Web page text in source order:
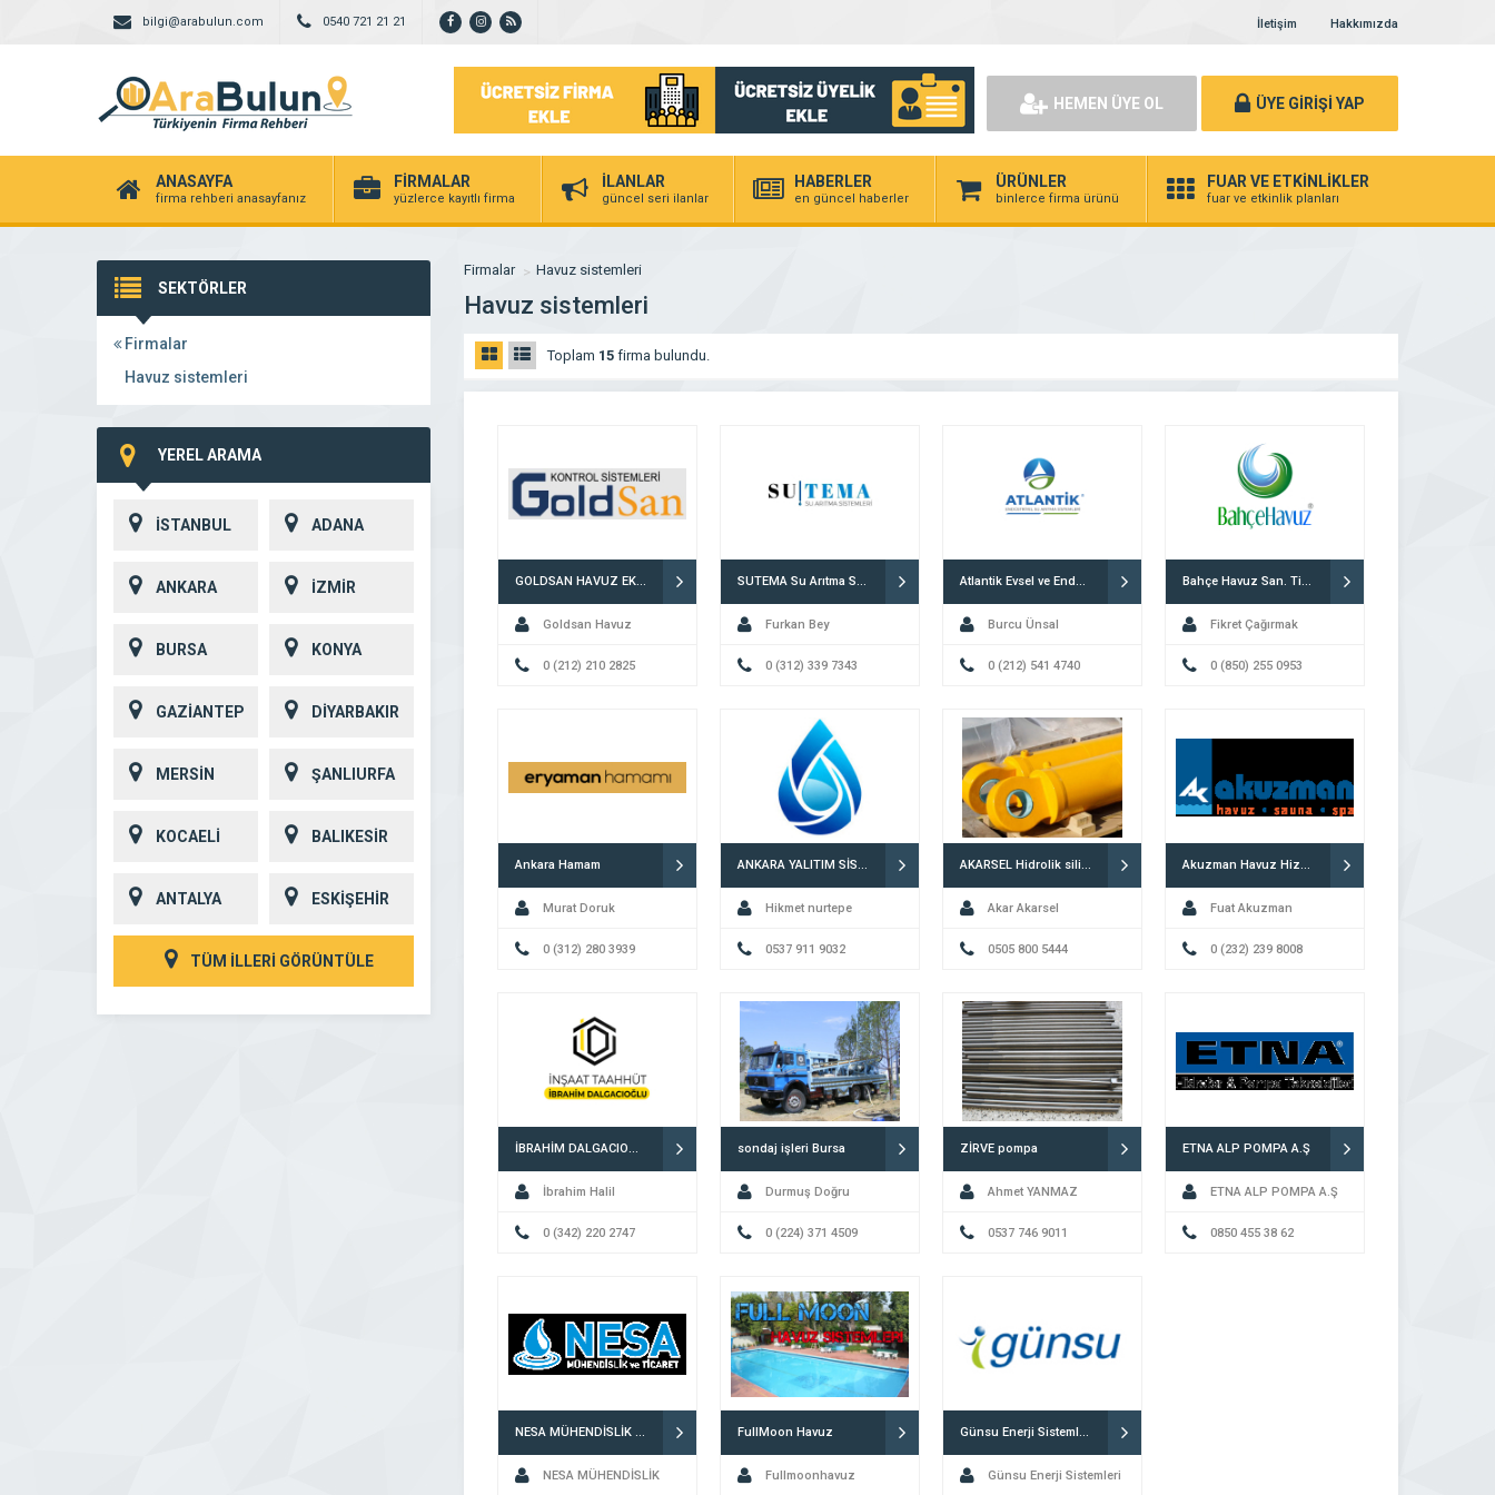
bilgi@arabulun.com 0540 721 21 21 İletişim Hakkımızda
HEMEN ÜYE OL ÜYE GİRİŞİ YAP
ANASAYFA
firma rehberi anasayfanız
FİRMALAR
yüzlerce kayıtlı firma
İLANLAR
güncel seri ilanlar
HABERLER
en güncel haberler
ÜRÜNLER
binlerce firma ürünü
FUAR VE ETKİNLİKLER
fuar ve etkinlik planları
SEKTÖRLER
Firmalar
Havuz sistemleri
YEREL ARAMA
İSTANBUL ADANA
ANKARA İZMİR
BURSA KONYA
GAZİANTEP DİYARBAKIR
MERSİN ŞANLIURFA
KOCAELİ BALIKESİR
ANTALYA ESKİŞEHİR
TÜM İLLERİ GÖRÜNTÜLE
Firmalar Havuz sistemleri
Havuz sistemleri
Toplam 15 firma bulundu.
GOLDSAN HAVUZ EKİPMANLARI
Goldsan Havuz
0 (212) 210 2825
SUTEMA Su Arıtma Sistemleri
Furkan Bey
0 (312) 339 7343
Atlantik Evsel ve Endüstriyel Su Arıtma Sistemleri
Burcu Ünsal
0 (212) 541 4740
Bahçe Havuz San. Tic. A.Ş.
Fikret Çağırmak
0 (850) 255 0953
Ankara Hamam
Murat Doruk
0 (312) 280 3939
ANKARA YALITIM SİSTEMLERİ
Hikmet nurtepe
0537 911 9032
AKARSEL Hidrolik silindir lift imalati
Akar Akarsel
0505 800 5444
Akuzman Havuz Hizmetleri
Fuat Akuzman
0 (232) 239 8008
İBRAHİM DALGACIOĞLU İNŞAAT
İbrahim Halil
DALGACIOĞLU
0 (342) 220 2747
sondaj işleri Bursa
Durmuş Doğru
0 (224) 371 4509
ZİRVE pompa
Ahmet YANMAZ
0537 746 9011
ETNA ALP POMPA A.Ş
ETNA ALP POMPA A.Ş
0850 455 38 62
NESA MÜHENDİSLİK TİCARET
NESA MÜHENDİSLİK
FullMoon Havuz
Fullmoonhavuz
Günsu Enerji Sistemleri
Günsu Enerji Sistemleri